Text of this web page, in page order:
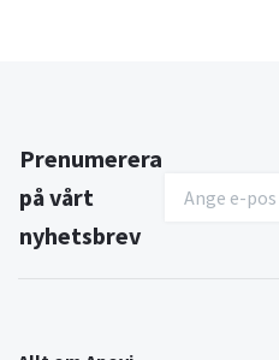
Prenumerera
på vårt
nyhetsbrev